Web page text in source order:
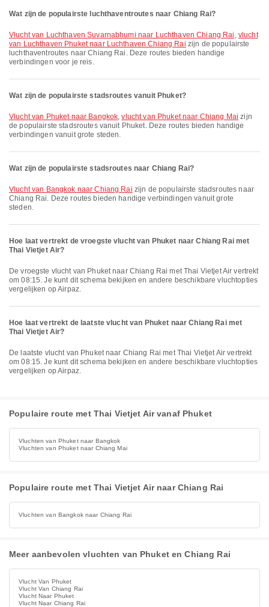
Wat zijn de populairste luchthaventroutes naar Chiang Rai?
vlucht van Luchthaven Suvarnabhumi naar Luchthaven Chiang Rai , vlucht
van Luchthaven Phuket naar Luchthaven Chiang Rai zijn de populairste
luchthaventroutes naar Chiang Rai. Deze routes bieden handige
verbindingen voor je reis.
Wat zijn de populairste stadsroutes vanuit Phuket?
vlucht van Phuket naar Bangkok,vlucht van Phuket naar Chiang Mai zijn
de populairste stadsroutes vanuit Phuket. Deze routes bieden handige
verbindingen vanuit grote steden.
Wat zijn de populairste stadsroutes naar Chiang Rai?
vlucht van Bangkok naar Chiang Rai zijn de populairste stadsroutes naar
Chiang Rai. Deze routes bieden handige verbindingen vanuit grote
steden.
Hoe laat vertrekt de vroegste vlucht van Phuket naar Chiang Rai met
Thai Vietjet Air?
De vroegste vlucht van Phuket naar Chiang Rai met Thai Vietjet Air vertrekt
om 08:15. Je kunt dit schema bekijken en andere beschikbare vluchtopties
vergelijken op Airpaz.
Hoe laat vertrekt de laatste vlucht van Phuket naar Chiang Rai met
Thai Vietjet Air?
De laatste vlucht van Phuket naar Chiang Rai met Thai Vietjet Air vertrekt
om 08:15. Je kunt dit schema bekijken en andere beschikbare vluchtopties
vergelijken op Airpaz.
Populaire route met Thai Vietjet Air vanaf Phuket
Vluchten van Phuket naar Bangkok
Vluchten van Phuket naar Chiang Mai
Populaire route met Thai Vietjet Air naar Chiang Rai
Vluchten van Bangkok naar Chiang Rai
Meer aanbevolen vluchten van Phuket en Chiang Rai
Vlucht Van Phuket
Vlucht Van Chiang Rai
Vlucht Naar Phuket
Vlucht Naar Chiang Rai